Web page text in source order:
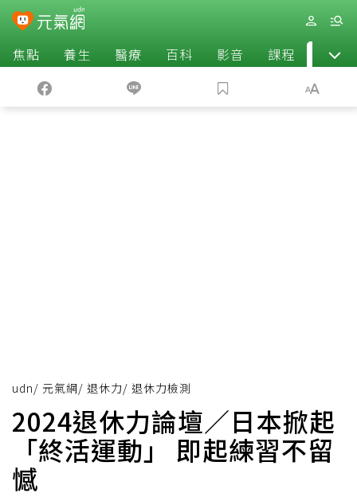
焦點 養生 醫療 百科 影音 課程 退休
udn/ 元氣網/ 退休力/ 退休力檢測
2024退休力論壇／日本掀起
「終活運動」 即起練習不留
憾